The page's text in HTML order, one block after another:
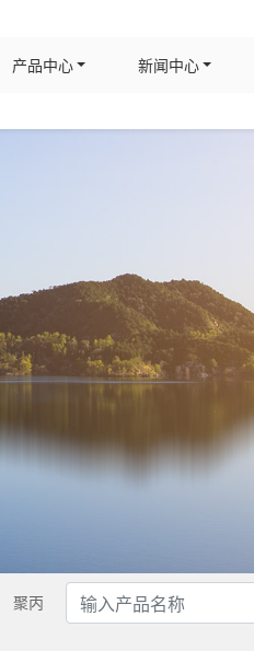
产品中心 新闻中心
聚丙